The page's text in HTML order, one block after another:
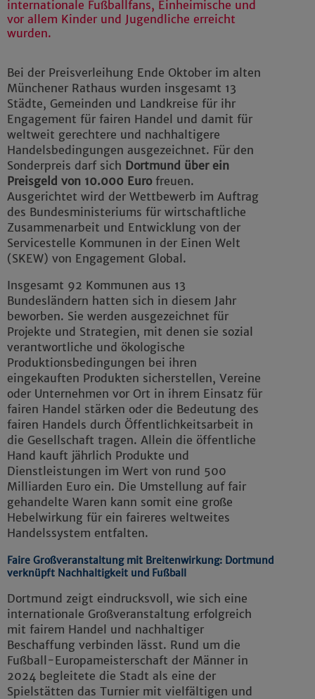
internationale Fußballfans, Einheimische und
vor allem Kinder und Jugendliche erreicht
wurden.
Bei der Preisverleihung Ende Oktober im alten
Münchener Rathaus wurden insgesamt 13
Städte, Gemeinden und Landkreise für ihr
Engagement für fairen Handel und damit für
weltweit gerechtere und nachhaltigere
Handelsbedingungen ausgezeichnet. Für den
Sonderpreis darf sich Dortmund über ein
Preisgeld von 10.000 Eurofreuen.
Ausgerichtet wird der Wettbewerb im Auftrag
des Bundesministeriums für wirtschaftliche
Zusammenarbeit und Entwicklung von der
Servicestelle Kommunen in der Einen Welt
(SKEW) von Engagement Global.
Insgesamt 92 Kommunen aus 13
Bundesländern hatten sich in diesem Jahr
beworben. Sie werden ausgezeichnet für
Projekte und Strategien, mit denen sie sozial
verantwortliche und ökologische
Produktionsbedingungen bei ihren
eingekauften Produkten sicherstellen, Vereine
oder Unternehmen vor Ort in ihrem Einsatz für
fairen Handel stärken oder die Bedeutung des
fairen Handels durch Öffentlichkeitsarbeit in
die Gesellschaft tragen. Allein die öffentliche
Hand kauft jährlich Produkte und
Dienstleistungen im Wert von rund 500
Milliarden Euro ein. Die Umstellung auf fair
gehandelte Waren kann somit eine große
Hebelwirkung für ein faireres weltweites
Handelssystem entfalten.
Faire Großveranstaltung mit Breitenwirkung: Dortmund
verknüpft Nachhaltigkeit und Fußball
Dortmund zeigt eindrucksvoll, wie sich eine
internationale Großveranstaltung erfolgreich
mit fairem Handel und nachhaltiger
Beschaffung verbinden lässt. Rund um die
Fußball-Europameisterschaft der Männer in
2024 begleitete die Stadt als eine der
Spielstätten das Turnier mit vielfältigen und